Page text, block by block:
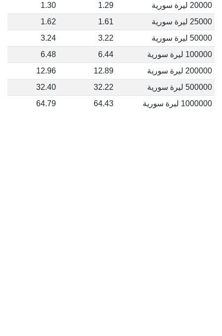
20000 ليرة سورية 1.29
1.30
25000 ليرة سورية
1.61
1.62
50000 ليرة سورية
3.22
3.24
100000 ليرة سورية
6.44
6.48
200000 ليرة سورية
12.89
12.96
500000 ليرة سورية
32.22
32.40
1000000 ليرة سورية
64.43
64.79